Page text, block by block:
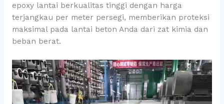
epoxy lantai berkualitas tinggi dengan harga
terjangkau per meter persegi, memberikan proteksi
maksimal pada lantai beton Anda dari zat kimia dan
beban berat.